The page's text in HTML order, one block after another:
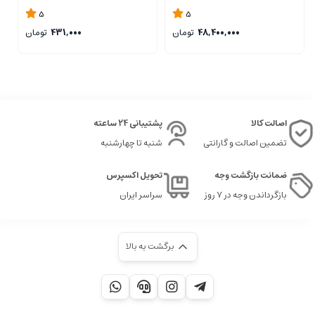
5
48,400,000 تومان
5
431,000 تومان
اصالت کالا
تضمین اصالت و گارانتی
پشتیبانی 24 ساعته
شنبه تا چهارشنبه
ضمانت بازگشت وجه
بازگرداندن وجه در ۷ روز
تحویل اکسپرس
سراسر ایران
برگشت به بالا